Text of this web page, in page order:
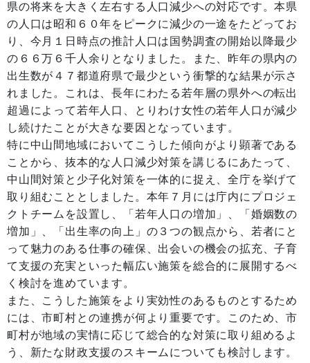
県の将来を大きく左右する人口減少への対応です。本県
の人口は昭和６０年をピークに減少の一途をたどってお
り、今月１日時点の推計人口は国勢調査の開始以降最少
の６６万６千人余りとなりました。また、昨年の県内の
出生数が４７都道府県で最少という衝撃的な結果が示さ
れました。これは、長年にわたる若年層の県外への転出
超過によって若年人口、とりわけ女性の若年人口が減少
し続けたことが大きな要因となっています。
特に中山間地域においてこうした傾向がより顕著である
ことから、抜本的な人口減少対策を講じるにあたって、
中山間対策と少子化対策を一体的に捉え、全庁を挙げて
取り組むこととしました。本年７月には庁内にプロジェ
クトチームを設置し、「若年人口の増加」、「婚姻数の
増加」、「出生率の向上」の３つの観点から、若者にと
って魅力のある仕事の確保、出会いの機会の拡充、子育
て支援の充実といった幅広い施策を総合的に展開するべ
く検討を進めています。
また、こうした施策をより実効性のあるものとするため
には、市町村との連携が何より重要です。このため、市
町村が地域の実情に応じて総合的な対策に取り組めるよ
う、新たな財政支援のスキームについても検討します。